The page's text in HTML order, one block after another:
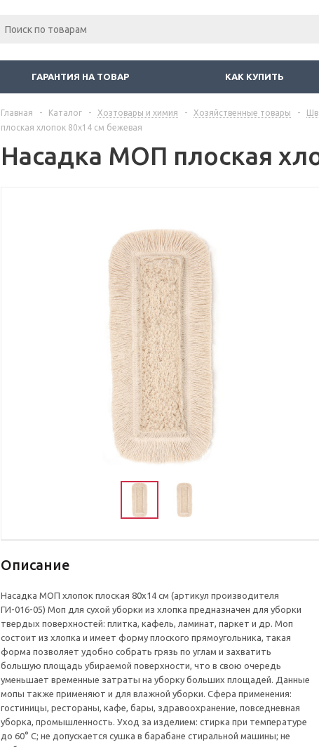
ГАРАНТИЯ НА ТОВАР КАК КУПИТЬ
Главная - Каталог - Хозтовары и химия - Хозяйственные товары -
плоская хлопок 80x14 см бежевая
Насадка МОП плоская
Описание
Насадка МОП хлопок плоская 80x14 см (артикул производителя
ГИ-016-05) Моп для сухой уборки из хлопка предназначен для уборки
твердых поверхностей: плитка, кафель, ламинат, паркет и др. Моп
состоит из хлопка и имеет форму плоского прямоугольника, такая
форма позволяет удобно собрать грязь по углам и захватить
большую площадь убираемой поверхности, что в свою очередь
уменьшает временные затраты на уборку больших площадей. Данные
мопы также применяют и для влажной уборки. Сфера применения:
гостиницы, рестораны, кафе, бары, здравоохранение, повседневная
уборка, промышленность. Уход за изделием: стирка при температуре
до 60° С; не допускается сушка в барабане стиральной машины; не